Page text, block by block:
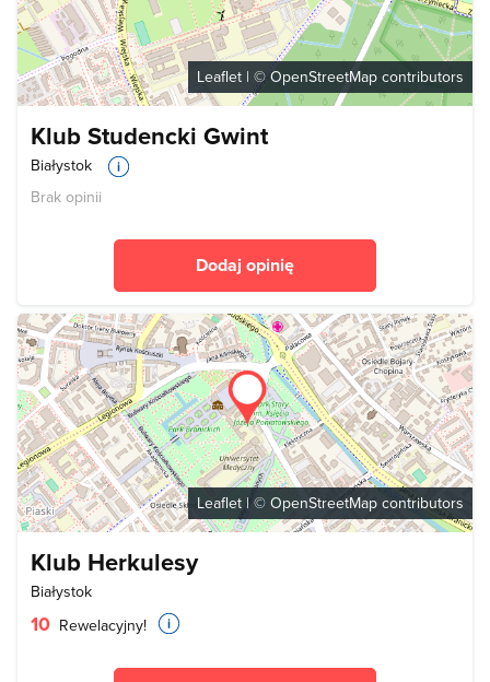
Leaflet | ©OpenStreetMap contributors
Klub Studencki Gwint
Białystok
Brak opinii
Dodaj opinię
Leaflet | © OpenStreetMap contributors
Klub Herkulesy
Białystok
10 Rewelacyjny!